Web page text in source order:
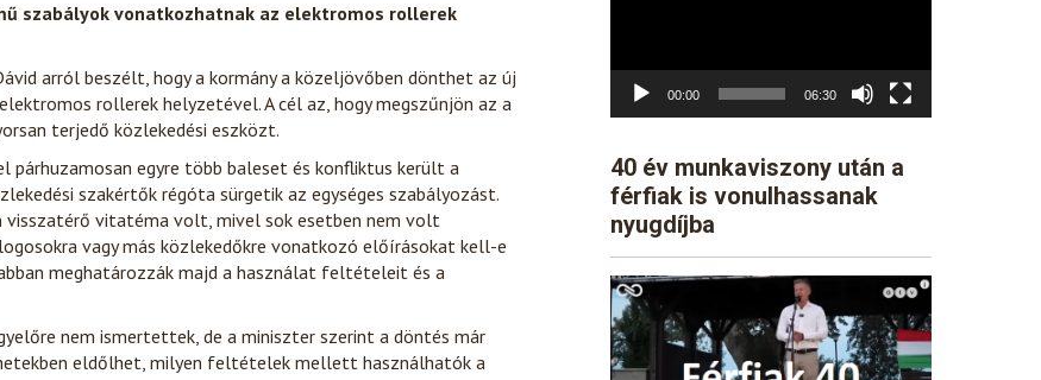
szabályok vonatkozhatnak az elektromos rollerek
arról beszélt, hogy a kormány a közeljövőben dönthet az új
rollerek helyzetével. A cél az, hogy megszűnjön az a
terjedő közlekedési eszközt.
egyre több baleset és konfliktus került a
szakértők régóta sürgetik az egységes szabályozást.
vitatéma volt, mivel sok esetben nem volt
vagy más közlekedőkre vonatkozó előírásokat kell-e
meghatározzák majd a használat feltételeit és a
nem ismertettek, de a miniszter szerint a döntés már
eldőlhet, milyen feltételek mellett használhatók a
00:00 06:30
40 év munkaviszony után a
férfiak is vonulhassanak
nyugdíjba